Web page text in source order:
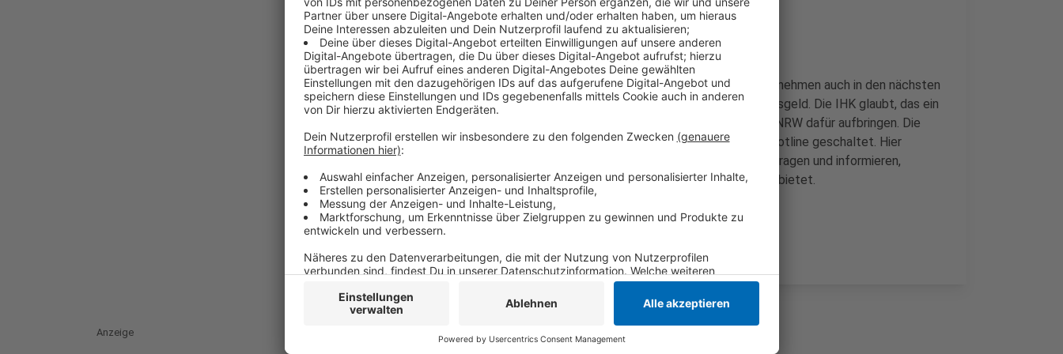
Anzeige
Mit einem Notfallfonds könnten Selbstständige und Kleinstunternehmen auch in den nächsten
Monaten noch bestehen - beispielsweise durch ein Überbrückungsgeld. Die IHK glaubt, das ein
einstelliger Milliardenbetrag nötig wird. Und den müsse das Land NRW dafür aufbringen. Die
IHK Mittlerer Niederrhein hat seit dieser Woche auch eine neue Hotline geschaltet. Hier
beraten Experten Unternehmen vor allem bei Rechts- und Finanzfragen und informieren,
welche Möglichkeiten das Sofortprogramm der Bundesregierung bietet.
Anzeige
Anzeige